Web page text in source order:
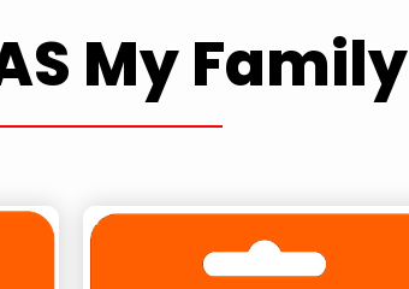
My Family